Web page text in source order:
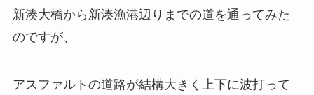
新湊大橋から新湊漁港辺りまでの道を通ってみた
のですが、
アスファルトの道路が結構大きく上下に波打って